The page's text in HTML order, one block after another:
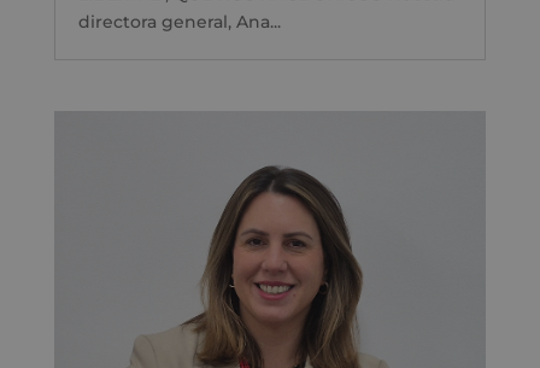
directora general, Ana...